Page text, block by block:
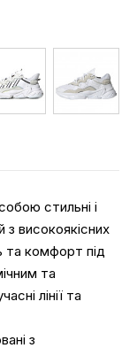
стильні і
з високоякісних
та комфорт під
та
лінії та
з